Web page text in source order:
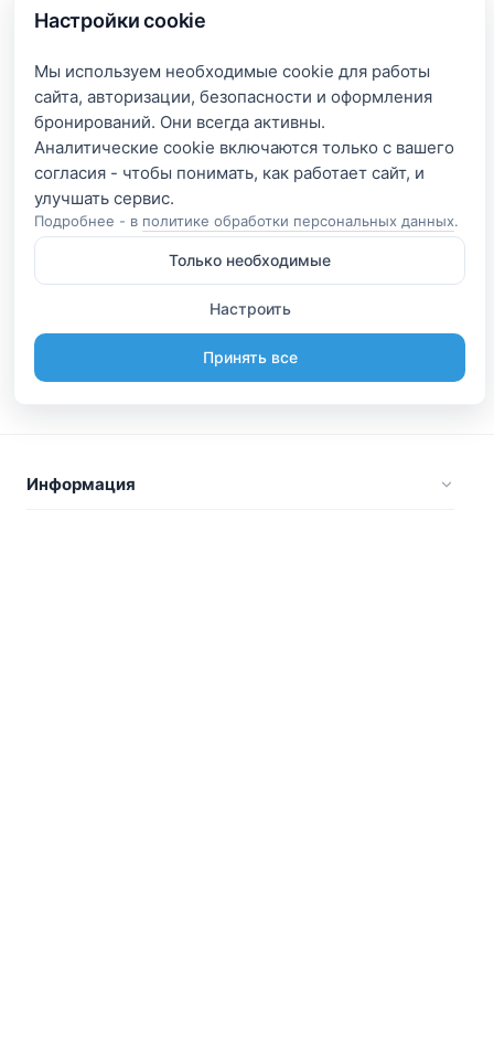
Настройки cookie
Мы используем необходимые cookie для работы
сайта, авторизации, безопасности и оформления
бронирований. Они всегда активны.
Аналитические cookie включаются только с вашего
согласия - чтобы понимать, как работает сайт, и
Подробнее - в политике обработки персональных данных.
Только необходимые
Настроить
Принять все
Информация